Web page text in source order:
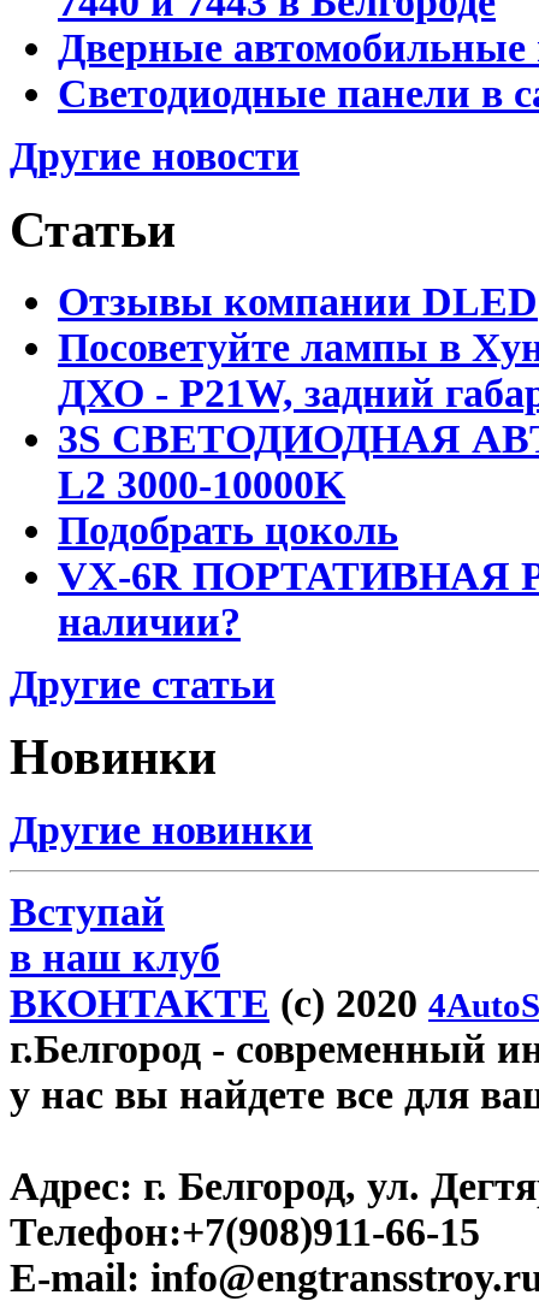
Дверные автомобильные
Светодиодные панели в
Другие новости
Статьи
Отзывы компании DLED
Посоветуйте лампы в
ДХО - P21W, задний
3S СВЕТОДИОДНАЯ
L2 3000-10000K
Подобрать цоколь
VX-6R ПОРТАТИВНАЯ
наличии?
Другие статьи
Новинки
Другие новинки
Вступай
в наш клуб
ВКОНТАКТЕ (c) 2020
г.Белгород - современный
у нас вы найдете все для
Адрес: г. Белгород, ул.
Телефон:+7(908)911-66-15
E-mail: